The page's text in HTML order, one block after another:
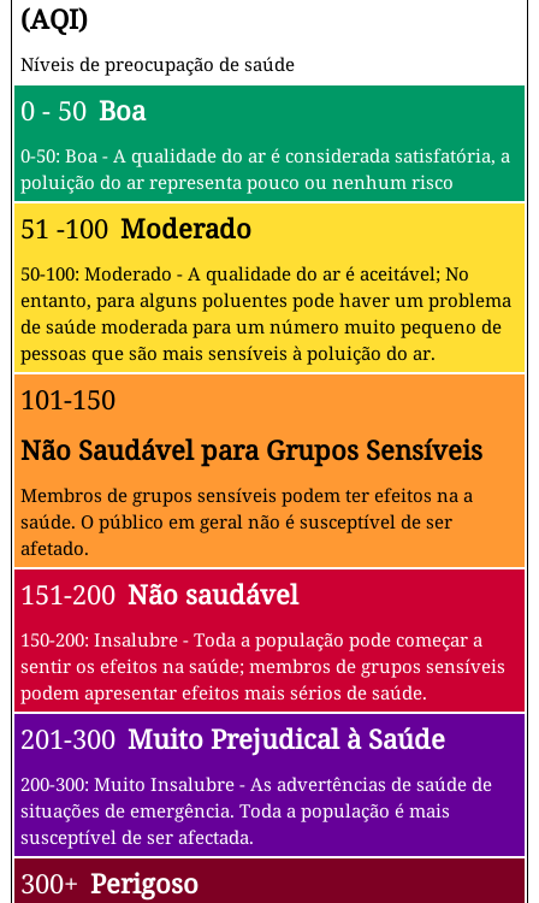
(AQI)
Níveis de preocupação de saúde
0 - 50 Boa
0-50: Boa - A qualidade do ar é considerada satisfatória, a
poluição do ar representa pouco ou nenhum risco
51 -100 Moderado
50-100: Moderado - A qualidade do ar é aceitável; No
entanto, para alguns poluentes pode haver um problema
de saúde moderada para um número muito pequeno de
pessoas que são mais sensíveis à poluição do ar.
101-150
Não Saudável para Grupos Sensíveis
Membros de grupos sensíveis podem ter efeitos na a
saúde. O público em geral não é susceptível de ser
afetado.
151-200 Não saudável
150-200: Insalubre - Toda a população pode começar a
sentir os efeitos na saúde; membros de grupos sensíveis
podem apresentar efeitos mais sérios de saúde.
201-300 Muito Prejudical à Saúde
200-300: Muito Insalubre - As advertências de saúde de
situações de emergência. Toda a população é mais
susceptível de ser afectada.
300+ Perigoso